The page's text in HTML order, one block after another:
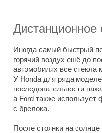
Дистанционное
Иногда самый быстрый
горячий воздух ещё до
автомобилях все стёкла
У Honda для ряда
последовательности
а Ford также использует
с брелока.
После стоянки на солнце